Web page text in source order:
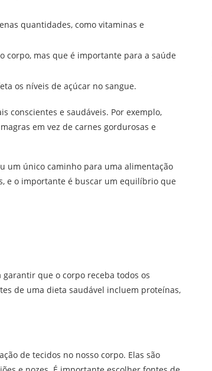
quantidades, como vitaminas e
mas que é importante para a saúde
os níveis de açúcar no sangue.
conscientes e saudáveis. Por exemplo,
em vez de carnes gordurosas e
um único caminho para uma alimentação
e o importante é buscar um equilíbrio que
que o corpo receba todos os
de uma dieta saudável incluem proteínas,
de tecidos no nosso corpo. Elas são